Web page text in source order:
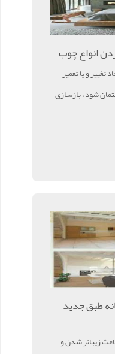
انواع چوب
تغییر و یا تعمیر
شود ، بازسازی
طبق جدید
زیباتر شدن و